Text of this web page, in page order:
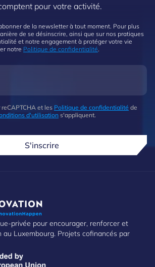
pour votre activité.
de la newsletter à tout moment. Pour plus
de se désinscrire, ainsi que sur nos pratiques
et notre engagement à protéger votre vie
notre Politique de confidentialité
et les Politique de confidentialité de
d'utilisation s'appliquent.
S'inscrire
privée pour encourager, renforcer et
au Luxembourg. Projets cofinancés par